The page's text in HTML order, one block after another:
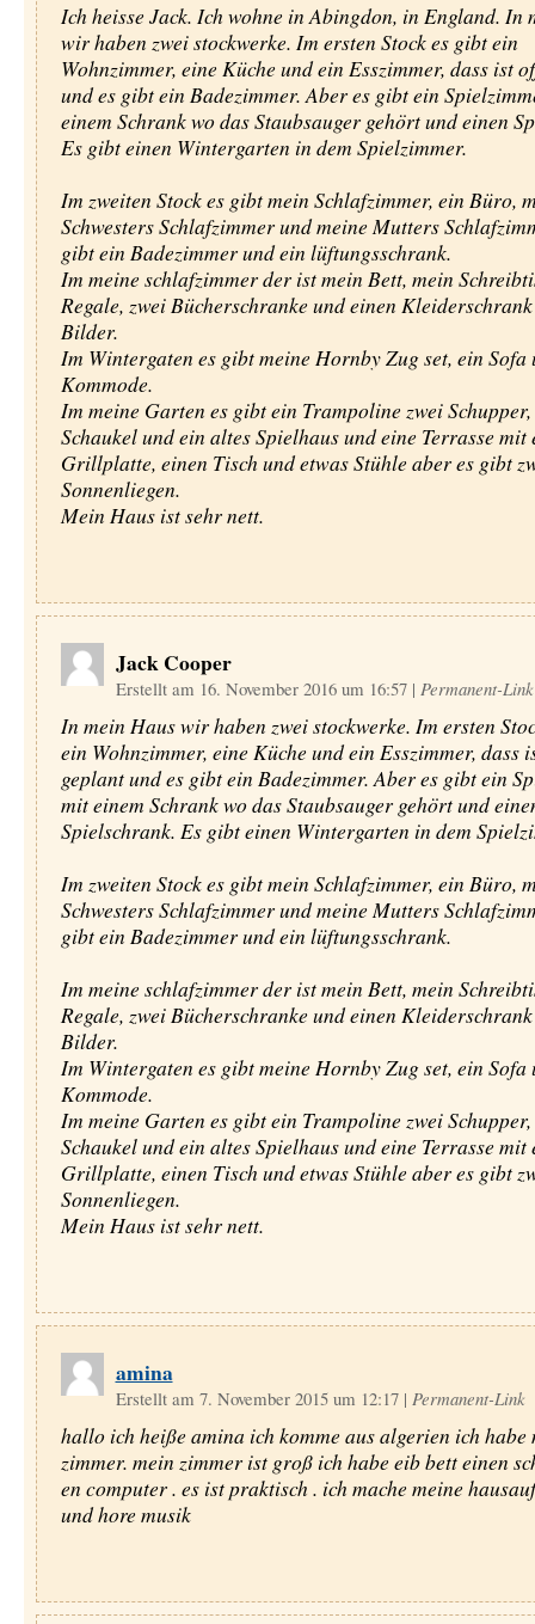
Ich heisse Jack. Ich wohne in Abingdon, in England. In
wir haben zwei stockwerke. Im ersten Stock es gibt ein
Wohnzimmer, eine Küche und ein Esszimmer, dass ist
und es gibt ein Badezimmer. Aber es gibt ein
einem Schrank wo das Staubsauger gehört und einen
Es gibt einen Wintergarten in dem Spielzimmer.
Im zweiten Stock es gibt mein Schlafzimmer, ein Büro,
Schwesters Schlafzimmer und meine Mutters
gibt ein Badezimmer und ein lüftungsschrank.
Im meine schlafzimmer der ist mein Bett, mein
Regale, zwei Bücherschranke und einen
Bilder.
Im Wintergaten es gibt meine Hornby Zug set, ein Sofa
Kommode.
Im meine Garten es gibt ein Trampoline zwei
Schaukel und ein altes Spielhaus und eine Terrasse mit
Grillplatte, einen Tisch und etwas Stühle aber es gibt
Sonnenliegen.
Mein Haus ist sehr nett.
Jack Cooper
Erstellt am 16. November 2016 um 16:57 | Permanent-Link
In mein Haus wir haben zwei stockwerke. Im ersten
ein Wohnzimmer, eine Küche und ein Esszimmer, dass
geplant und es gibt ein Badezimmer. Aber es gibt ein
mit einem Schrank wo das Staubsauger gehört und
Spielschrank. Es gibt einen Wintergarten in dem
Im zweiten Stock es gibt mein Schlafzimmer, ein Büro,
Schwesters Schlafzimmer und meine Mutters
gibt ein Badezimmer und ein lüftungsschrank.
Im meine schlafzimmer der ist mein Bett, mein
Regale, zwei Bücherschranke und einen
Bilder.
Im Wintergaten es gibt meine Hornby Zug set, ein Sofa
Kommode.
Im meine Garten es gibt ein Trampoline zwei
Schaukel und ein altes Spielhaus und eine Terrasse mit
Grillplatte, einen Tisch und etwas Stühle aber es gibt
Sonnenliegen.
Mein Haus ist sehr nett.
amina
Erstellt am 7. November 2015 um 12:17 | Permanent-Link
hallo ich heiße amina ich komme aus algerien ich habe
zimmer. mein zimmer ist groß ich habe eib bett einen
en computer . es ist praktisch . ich mache meine
und hore musik